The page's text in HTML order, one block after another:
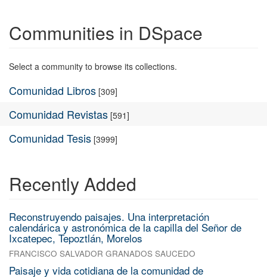
Communities in DSpace
Select a community to browse its collections.
Comunidad Libros [309]
Comunidad Revistas [591]
Comunidad Tesis [3999]
Recently Added
Reconstruyendo paisajes. Una interpretación
calendárica y astronómica de la capilla del Señor de
Ixcatepec, Tepoztlán, Morelos
FRANCISCO SALVADOR GRANADOS SAUCEDO
Paisaje y vida cotidiana de la comunidad de